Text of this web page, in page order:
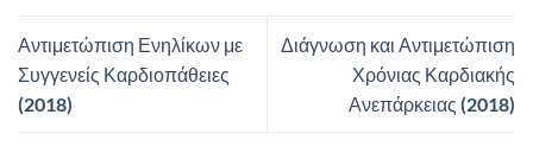
Αντιμετώπιση Ενηλίκων με
Συγγενείς Καρδιοπάθειες
(2018)
Διάγνωση και Αντιμετώπιση
Χρόνιας Καρδιακής
Ανεπάρκειας (2018)